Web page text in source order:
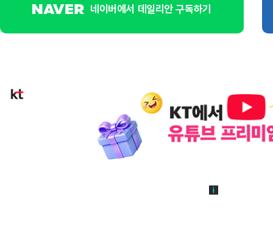
네이버에서 데일리안 구독하기